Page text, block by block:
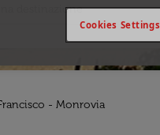
- Monrovia
Cookies Settings